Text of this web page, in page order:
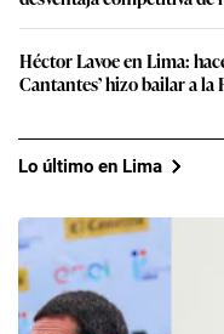
Héctor Lavoe en Lima:
Cantantes’ hizo bailar a la
Lo último en Lima